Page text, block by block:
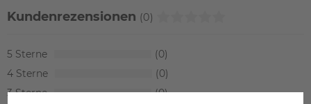
Kundenrezensionen (0)
5
0
4
0
3
0